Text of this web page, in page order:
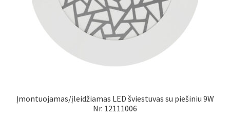
Įmontuojamas/įleidžiamas LED šviestuvas su piešiniu 9W
Nr. 12111006